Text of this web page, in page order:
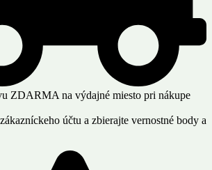
ZDARMA na výdajné miesto pri nákupe
účtu a zbierajte vernostné body a